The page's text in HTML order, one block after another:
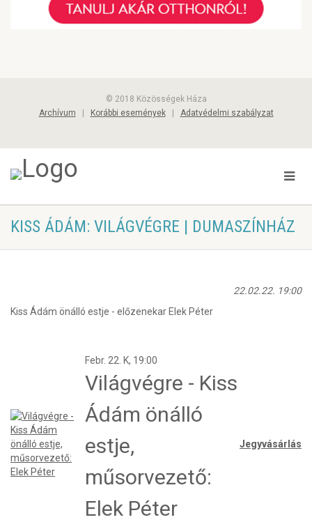
© 2018 Közösségek Háza
Archívum
Korábbi események| Adatvédelmi szabályzat
KISS ÁDÁM: VILÁGVÉGRE | DUMASZÍNHÁZ
22.02.22. 19:00
Kiss Ádám önálló estje - előzenekar Elek Péter
Febr. 22. K, 19:00
Világvégre - Kiss
Ádám önálló
estje,
műsorvezető:
Elek Péter
Jegyvásárlás